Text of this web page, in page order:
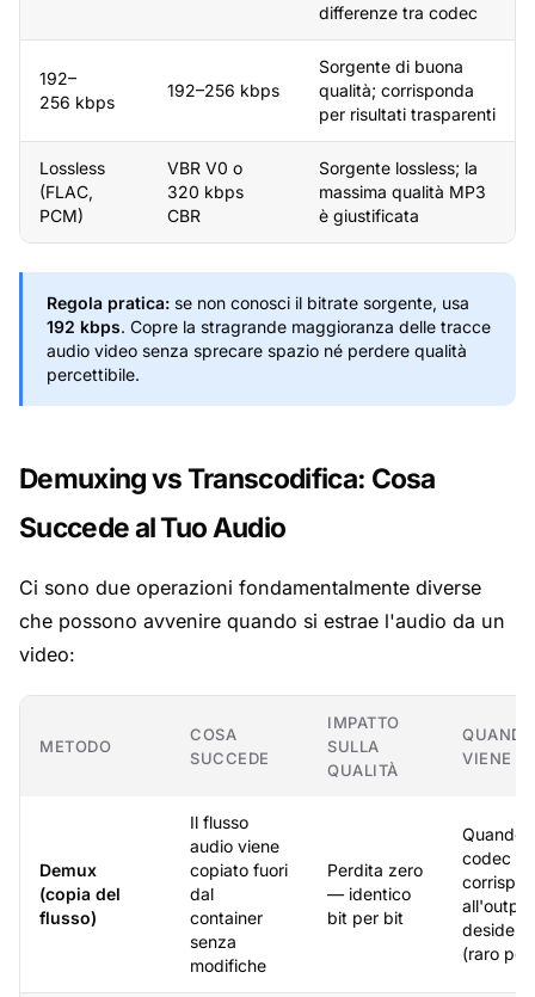
differenze tra codec
192–
256 kbps
192–256 kbps
Sorgente di buona
qualità; corrisponda
per risultati trasparenti
Lossless
(FLAC,
PCM)
VBR V0 o
320 kbps
CBR
Sorgente lossless; la
massima qualità MP3
è giustificata
Regola pratica: se non conosci il bitrate sorgente, usa
192 kbps. Copre la stragrande maggioranza delle tracce
audio video senza sprecare spazio né perdere qualità
percettibile.
Demuxing vs Transcodifica: Cosa
Succede al Tuo Audio
Ci sono due operazioni fondamentalmente diverse
che possono avvenire quando si estrae l'audio da un
video:
METODO
COSA
SUCCEDE
IMPATTO
SULLA
QUALITÀ
QUANDO
VIENE
Demux
(copia del
flusso)
Il flusso
audio viene
copiato fuori
dal
container
senza
modifiche
Perdita zero
— identico
bit per bit
Quando il
codec
all'output
(raro